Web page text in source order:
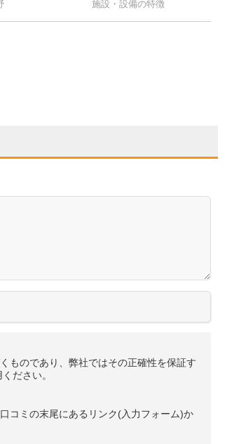
施設・設備の特徴
ものであり、弊社ではその正確性を保証す
ださい。
コミの末尾にあるリンク(入力フォーム)か